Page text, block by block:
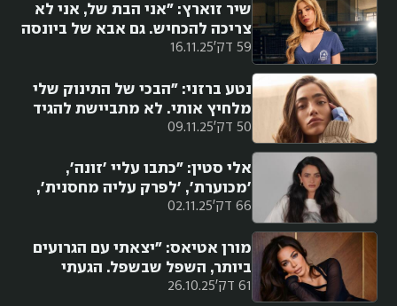
59 דק' 16.11.25
שיר זוארץ: "אני הבת של, אני לא
צריכה להכחיש. גם אבא של ביונסה
השקיע בה"
50 דק' 09.11.25
נטע ברזני: "הבכי של התינוק שלי
מלחיץ אותי. לא מתביישת להגיד
שאני לא נשארת איתו לבד בבית"
66 דק' 02.11.25
אלי סטין: "כתבו עליי 'זונה',
'מכוערת', 'לפרק עליה מחסנית',
משגרים עליי מלא איומים ברצח"
61 דק' 26.10.25
מורן אטיאס: "יצאתי עם הגרועים
ביותר, השפל שבשפל. הגעתי
למצב ש'העיקר שיהיה אבא'. מזל